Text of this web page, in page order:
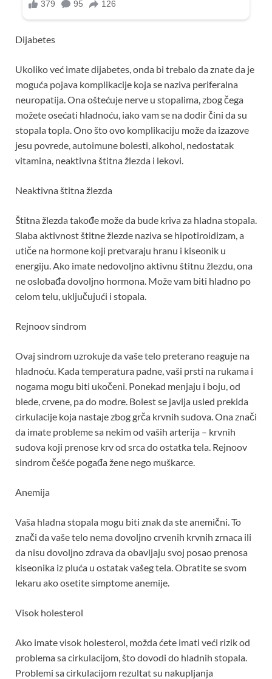
Dijabetes
Ukoliko već imate dijabetes, onda bi trebalo da znate da je
moguća pojava komplikacije koja se naziva periferalna
neuropatija. Ona oštećuje nerve u stopalima, zbog čega
možete osećati hladnoću, iako vam se na dodir čini da su
stopala topla. Ono što ovo komplikaciju može da izazove
jesu povrede, autoimune bolesti, alkohol, nedostatak
vitamina, neaktivna štitna žlezda i lekovi.
Neaktivna štitna žlezda
Štitna žlezda takođe može da bude kriva za hladna stopala.
Slaba aktivnost štitne žlezde naziva se hipotiroidizam, a
utiče na hormone koji pretvaraju hranu i kiseonik u
energiju. Ako imate nedovoljno aktivnu štitnu žlezdu, ona
ne oslobađa dovoljno hormona. Može vam biti hladno po
celom telu, uključujući i stopala.
Rejnoov sindrom
Ovaj sindrom uzrokuje da vaše telo preterano reaguje na
hladnoću. Kada temperatura padne, vaši prsti na rukama i
nogama mogu biti ukočeni. Ponekad menjaju i boju, od
blede, crvene, pa do modre. Bolest se javlja usled prekida
cirkulacije koja nastaje zbog grča krvnih sudova. Ona znači
da imate probleme sa nekim od vaših arterija – krvnih
sudova koji prenose krv od srca do ostatka tela. Rejnoov
sindrom češće pogađa žene nego muškarce.
Anemija
Vaša hladna stopala mogu biti znak da ste anemični. To
znači da vaše telo nema dovoljno crvenih krvnih zrnaca ili
da nisu dovoljno zdrava da obavljaju svoj posao prenosa
kiseonika iz pluća u ostatak vašeg tela. Obratite se svom
lekaru ako osetite simptome anemije.
Visok holesterol
Ako imate visok holesterol, možda ćete imati veći rizik od
problema sa cirkulacijom, što dovodi do hladnih stopala.
Problemi sa cirkulacijom rezultat su nakupljanja